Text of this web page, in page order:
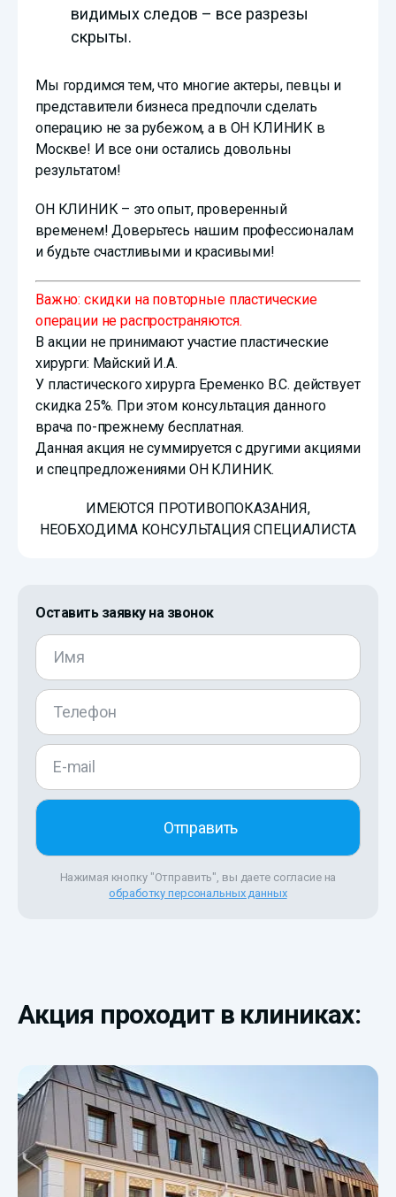
видимых следов – все разрезы
скрыты.
Мы гордимся тем, что многие актеры, певцы и
представители бизнеса предпочли сделать
операцию не за рубежом, а в ОН КЛИНИК в
Москве! И все они остались довольны
результатом!
ОН КЛИНИК – это опыт, проверенный
временем! Доверьтесь нашим профессионалам
и будьте счастливыми и красивыми!
Важно: скидки на повторные пластические
операции не распространяются.
В акции не принимают участие пластические
хирурги: Майский И.А.
У пластического хирурга Еременко В.С. действует
скидка 25%. При этом консультация данного
врача по-прежнему бесплатная.
Данная акция не суммируется с другими акциями
и спецпредложениями ОН КЛИНИК.
ИМЕЮТСЯ ПРОТИВОПОКАЗАНИЯ,
НЕОБХОДИМА КОНСУЛЬТАЦИЯ СПЕЦИАЛИСТА
Оставить заявку на звонок
Нажимая кнопку "Отправить", вы даете согласие на
обработку персональных данных
Акция проходит в клиниках: